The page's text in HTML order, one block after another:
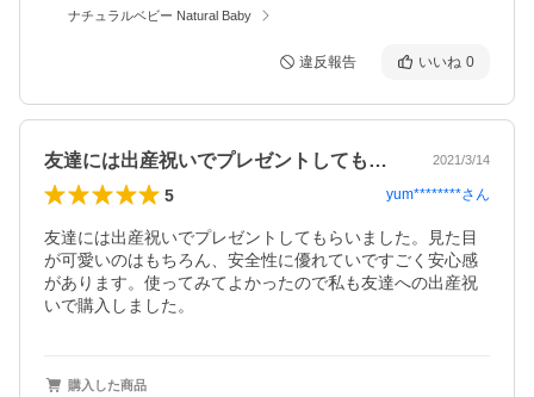
ナチュラルベビー Natural Baby
違反報告 いいね 0
友達には出産祝いでプレゼントしてもらい… 2021/3/14
5 yum********さん
友達には出産祝いでプレゼントしてもらいました。見た目
が可愛いのはもちろん、安全性に優れていですごく安心感
があります。使ってみてよかったので私も友達への出産祝
いで購入しました。
購入した商品